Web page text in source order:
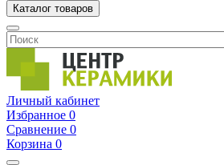
Каталог товаров
Личный кабинет
Избранное 0
Сравнение 0
Корзина 0